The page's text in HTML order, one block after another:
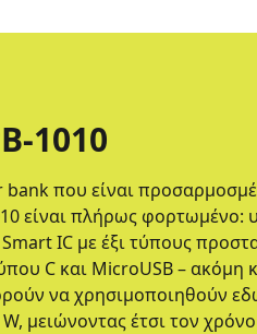
1010
που είναι
είναι πλήρως φορτωμένο:
IC με έξι τύπους
C και MicroUSB – ακόμη
να χρησιμοποιηθούν
μειώνοντας έτσι τον